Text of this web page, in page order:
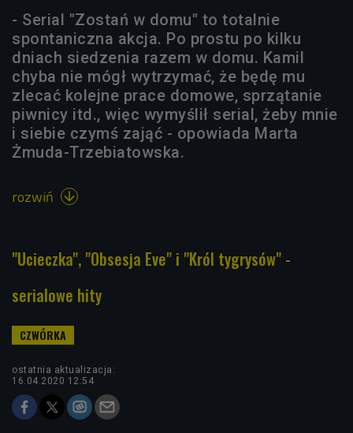
- Serial "Zostań w domu" to totalnie
spontaniczna akcja. Po prostu po kilku
dniach siedzenia razem w domu. Kamil
chyba nie mógł wytrzymać, że będę mu
zlecać kolejne prace domowe, sprzątanie
piwnicy itd., więc wymyślił serial, żeby mnie
i siebie czymś zająć - opowiada Marta
Żmuda-Trzebiatowska.
rozwiń 
"Ucieczka", "Obsesja Eve" i "Król tygrysów" -
serialowe hity
ostatnia aktualizacja:
16.04.2020 12:54